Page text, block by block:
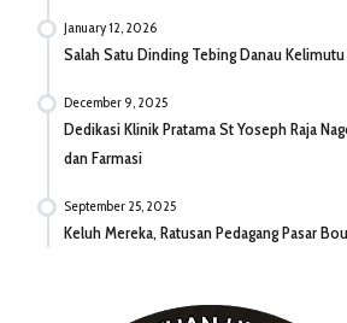
January 12, 2026
Salah Satu Dinding Tebing Danau
December 9, 2025
Dedikasi Klinik Pratama St Yoseph Raja
dan Farmasi
September 25, 2025
Keluh Mereka, Ratusan Pedagang Pasar